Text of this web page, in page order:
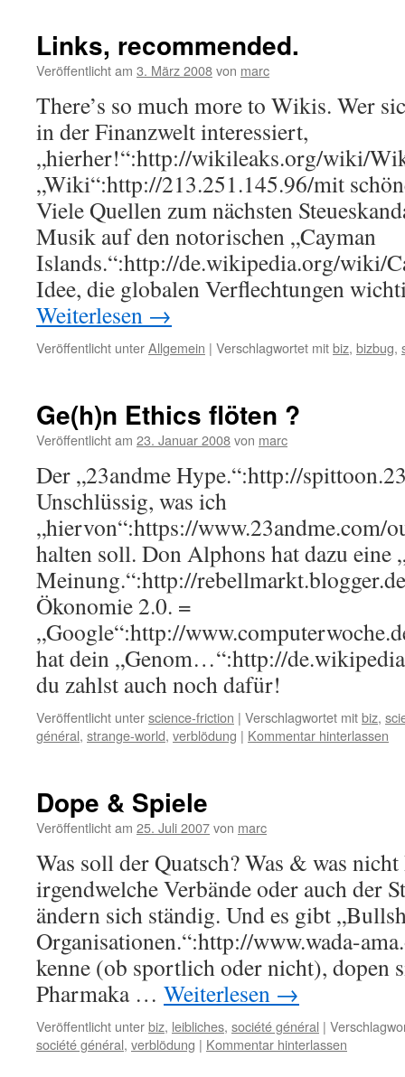
Links, recommended.
Veröffentlicht am 3. März 2008von marc
There’s so much more to Wikis. Wer
in der Finanzwelt interessiert,
„hierher!“:http://wikileaks.org/wiki/
„Wiki“:http://213.251.145.96/mit
Viele Quellen zum nächsten
Musik auf den notorischen „Cayman
Islands.“:http://de.wikipedia.org/wiki/
Idee, die globalen Verflechtungen
Weiterlesen →
Veröffentlicht unterAllgemein | Verschlagwortet mitbiz, bizbug,
Ge(h)n Ethics flöten ?
Veröffentlicht am 23. Januar 2008von marc
Der „23andme Hype.“:http://
Unschlüssig, was ich
„hiervon“:https://www.23andme.com/
halten soll. Don Alphons hat dazu eine
Meinung.“:http://
Ökonomie 2.0. =
„Google“:http://
hat dein „Genom…“:http://
du zahlst auch noch dafür!
Veröffentlicht unterscience-friction | Verschlagwortet mitbiz,
général, strange-world, verblödung | Kommentar hinterlassen
Dope & Spiele
Veröffentlicht am 25. Juli 2007von marc
Was soll der Quatsch? Was & was
irgendwelche Verbände oder auch der
ändern sich ständig. Und es gibt
Organisationen.“:http://www.wada-
kenne (ob sportlich oder nicht),
Pharmaka … Weiterlesen →
Veröffentlicht unterbiz, leibliches, société général |
société général, verblödung | Kommentar hinterlassen